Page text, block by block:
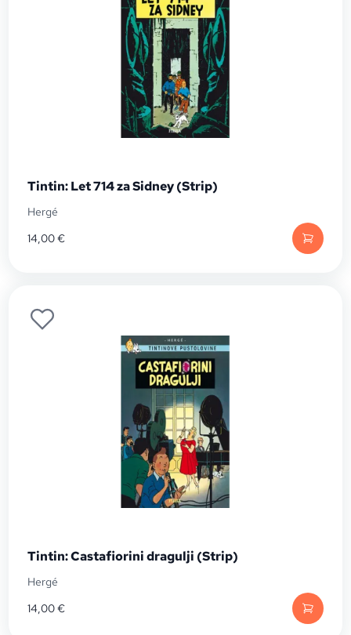
Tintin: Let 714 za Sidney (Strip)
Hergé
14,00€
Tintin: Castafiorini dragulji (Strip)
Hergé
14,00€